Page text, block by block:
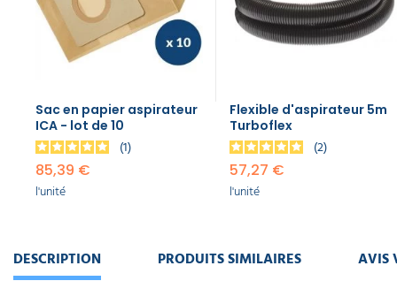
FTDP00558
81,22 €
l'unité
lavable
renforcée
pour
aspirateur
122,26 €
filtre
renforcée
Sac en papier aspirateur
ICA - lot de 10
1
85,39 €
l'unité
Flexible d'aspirateur 5m
Turboflex
2
57,27 €
l'unité
DESCRIPTION PRODUITS SIMILAIRES AVIS